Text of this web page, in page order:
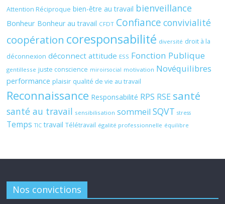
Attention Réciproque bien-être au travail bienveillance
Bonheur Bonheur au travail CFDT Confiance convivialité
coopération coresponsabilité diversité droit à la
déconnexion déconnect attitude ESS Fonction Publique
gentillesse juste conscience miroirsocial motivation Novéquilibres
performance plaisir qualité de vie au travail
Reconnaissance Responsabilité RPS RSE santé
santé au travail sensibilisation sommeil SQVT stress
Temps TIC travail Télétravail égalité professionnelle équilibre
Nos convictions